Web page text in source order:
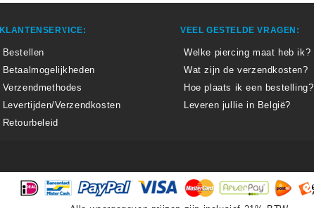
KLANTENSERVICE:
Bestellen
Betaalmogelijkheden
Verzendmethodes
Levertijden/Verzendkosten
Retourbeleid
VEEL GESTELDE VRAGEN:
Welke piercing maat heb ik?
Wat zijn de verzendkosten?
Hoe plaats ik een bestelling?
Leveren jullie in België?